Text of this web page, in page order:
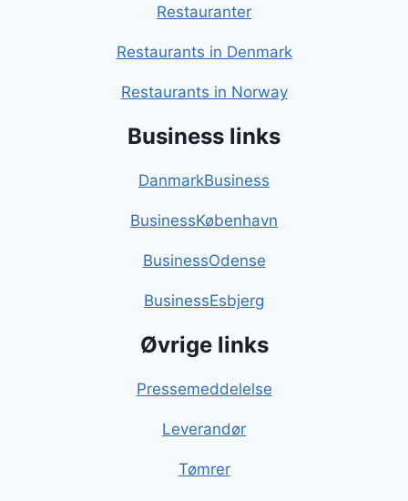
Restauranter
Restaurants in Denmark
Restaurants in Norway
Business links
DanmarkBusiness
BusinessKøbenhavn
BusinessOdense
BusinessEsbjerg
Øvrige links
Pressemeddelelse
Leverandør
Tømrer